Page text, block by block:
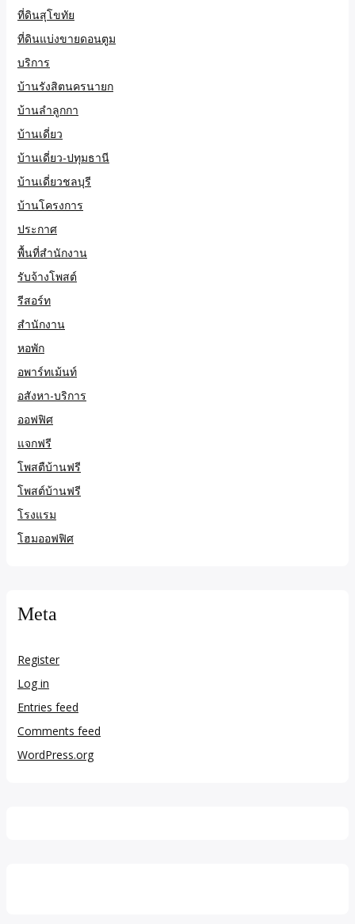
ที่ดินสุโขทัย
ที่ดินแบ่งขายดอนตูม
บริการ
บ้านรังสิตนครนายก
บ้านลำลูกกา
บ้านเดี่ยว
บ้านเดี่ยว-ปทุมธานี
บ้านเดี่ยวชลบุรี
บ้านโครงการ
ประกาศ
พื้นที่สำนักงาน
รับจ้างโพสต์
รีสอร์ท
สำนักงาน
หอพัก
อพาร์ทเม้นท์
อสังหา-บริการ
ออฟฟิศ
แจกฟรี
โพสตืบ้านฟรี
โพสต์บ้านฟรี
โรงแรม
โฮมออฟฟิศ
Meta
Register
Log in
Entries feed
Comments feed
WordPress.org